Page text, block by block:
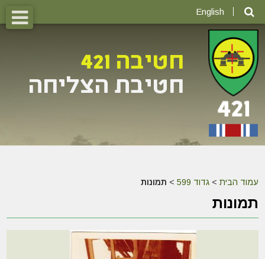
English
עמוד הבית >גדוד 599 > תמונות
תמונות